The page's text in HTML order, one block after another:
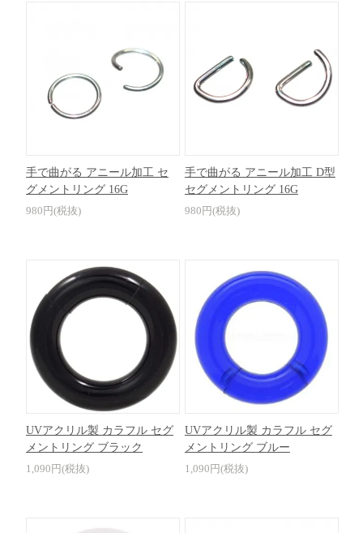
手で曲がる アニール加工 セ
グメントリング 16G
980円(税抜)
手で曲がる アニール加工 D型
セグメントリング 16G
980円(税抜)
UVアクリル製 カラフル セグ
メントリング ブラック
1,090円(税抜)
UVアクリル製 カラフル セグ
メントリング ブルー
1,090円(税抜)